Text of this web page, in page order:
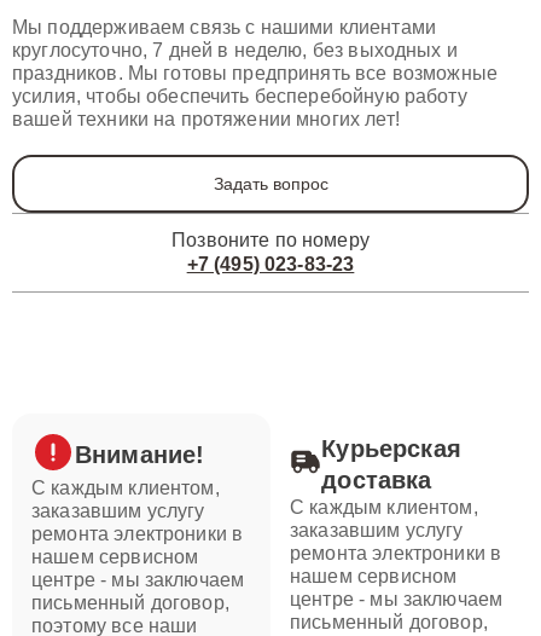
Мы поддерживаем связь с нашими клиентами
круглосуточно, 7 дней в неделю, без выходных и
праздников. Мы готовы предпринять все возможные
усилия, чтобы обеспечить бесперебойную работу
вашей техники на протяжении многих лет!
Задать вопрос
Позвоните по номеру
+7 (495) 023-83-23
Внимание!
С каждым клиентом,
заказавшим услугу
ремонта электроники в
нашем сервисном
центре - мы заключаем
письменный договор,
поэтому все наши
Курьерская
доставка
С каждым клиентом,
заказавшим услугу
ремонта электроники в
нашем сервисном
центре - мы заключаем
письменный договор,